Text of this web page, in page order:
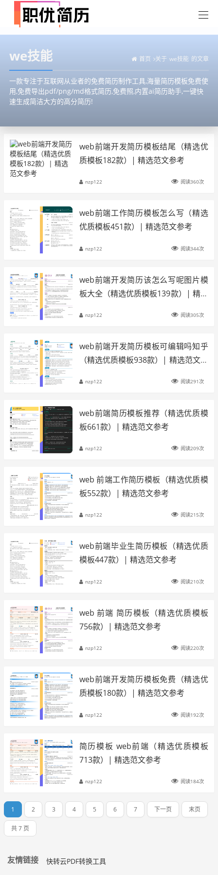
we技能 首页 关于 we技能 的文章
一款专注于互联网从业者的免费简历制作工具,海量简历模板免费使
用,免费导出pdf/png/md格式简历,免费照,内置ai简历助手,一键快
速生成简洁大方的高分简历!
web前端开发简历模板结尾（精选优
质模板182款）| 精选范文参考
nzp122 阅读360次
web前端工作简历模板怎么写（精选
优质模板451款）| 精选范文参考
nzp122 阅读344次
web前端开发简历该怎么写呢图片模
板大全（精选优质模板139款）| 精选
nzp122 阅读305次
web前端开发简历模板可编辑吗知乎
（精选优质模板938款）| 精选范文参
nzp122 阅读291次
web前端简历模板推荐（精选优质模
板661款）| 精选范文参考
nzp122 阅读209次
web 前端工作简历模板（精选优质模
板552款）| 精选范文参考
nzp122 阅读215次
web前端毕业生简历模板（精选优质
模板447款）| 精选范文参考
nzp122 阅读210次
web 前端 简历模板（精选优质模板
756款）| 精选范文参考
nzp122 阅读220次
web前端开发简历模板免费（精选优
质模板180款）| 精选范文参考
nzp122 阅读192次
简历模板 web前端（精选优质模板
713款）| 精选范文参考
nzp122 阅读184次
1 2 3 4 5 6 7 下一页 末页
共 7 页
友情链接 快转云PDF转换工具